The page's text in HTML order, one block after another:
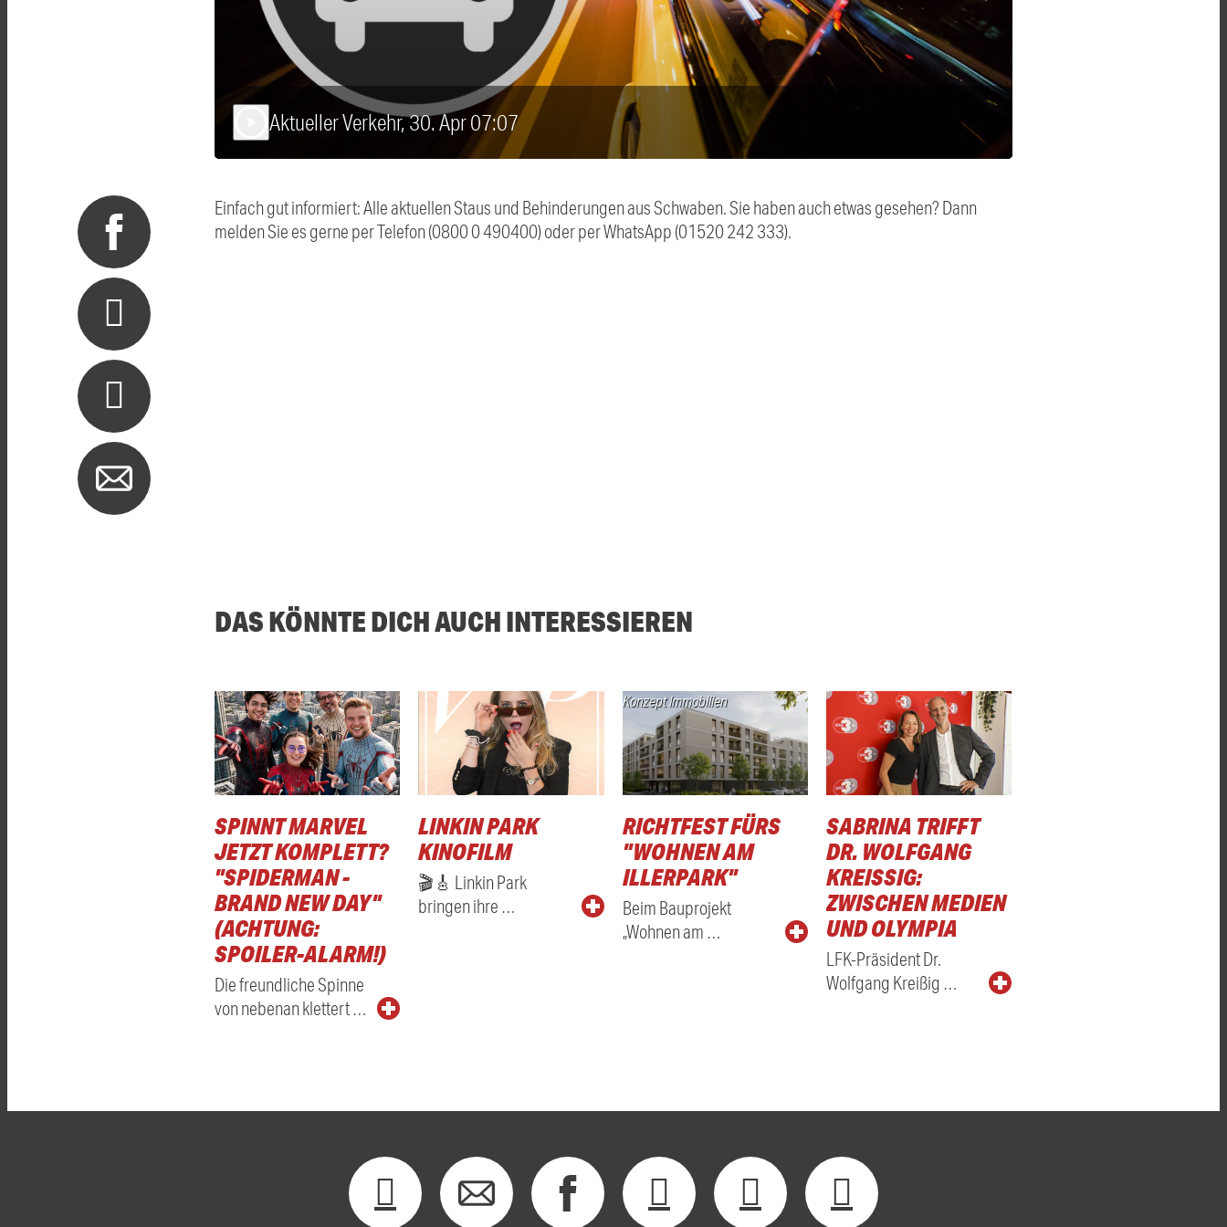
Aktueller Verkehr, 30. Apr 07:07
Einfach gut informiert: Alle aktuellen Staus und Behinderungen aus Schwaben. Sie haben auch etwas gesehen? Dann
melden Sie es gerne per Telefon (0800 0 490400) oder per WhatsApp (01520 242 333).
DAS KÖNNTE DICH AUCH INTERESSIEREN
SPINNT MARVEL
JETZT KOMPLETT?
"SPIDERMAN -
BRAND NEW DAY"
(ACHTUNG:
SPOILER-ALARM!)
Die freundliche Spinne
von nebenan klettert …
LINKIN PARK
KINOFILM
🎬🎸 Linkin Park
bringen ihre …
Konzept Immobilien
RICHTFEST FÜRS
"WOHNEN AM
ILLERPARK"
Beim Bauprojekt
„Wohnen am …
SABRINA TRIFFT
DR. WOLFGANG
KREISSIG: Z
WISCHEN MEDIEN U
ND OLYMPIA
LFK-Präsident Dr.
Wolfgang Kreißig …